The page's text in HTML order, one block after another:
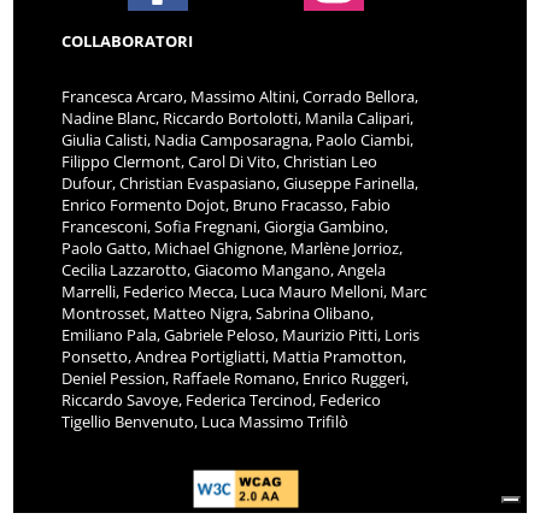
COLLABORATORI
Francesca Arcaro, Massimo Altini, Corrado Bellora,
Nadine Blanc, Riccardo Bortolotti, Manila Calipari,
Giulia Calisti, Nadia Camposaragna, Paolo Ciambi,
Filippo Clermont, Carol Di Vito, Christian Leo
Dufour, Christian Evaspasiano, Giuseppe Farinella,
Enrico Formento Dojot, Bruno Fracasso, Fabio
Francesconi, Sofia Fregnani, Giorgia Gambino,
Paolo Gatto, Michael Ghignone, Marlène Jorrioz,
Cecilia Lazzarotto, Giacomo Mangano, Angela
Marrelli, Federico Mecca, Luca Mauro Melloni, Marc
Montrosset, Matteo Nigra, Sabrina Olibano,
Emiliano Pala, Gabriele Peloso, Maurizio Pitti, Loris
Ponsetto, Andrea Portigliatti, Mattia Pramotton,
Deniel Pession, Raffaele Romano, Enrico Ruggeri,
Riccardo Savoye, Federica Tercinod, Federico
Tigellio Benvenuto, Luca Massimo Trifilò